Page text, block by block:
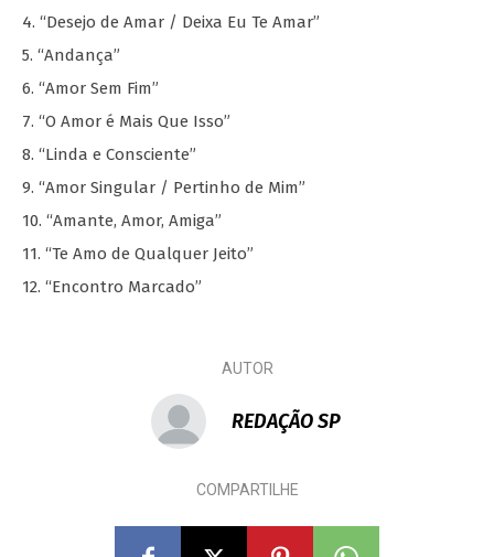
4. “Desejo de Amar / Deixa Eu Te Amar”
5. “Andança”
6. “Amor Sem Fim”
7. “O Amor é Mais Que Isso”
8. “Linda e Consciente”
9. “Amor Singular / Pertinho de Mim”
10. “Amante, Amor, Amiga”
11. “Te Amo de Qualquer Jeito”
12. “Encontro Marcado”
AUTOR
REDAÇÃO SP
COMPARTILHE